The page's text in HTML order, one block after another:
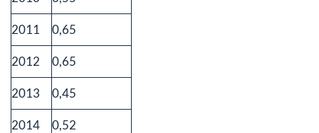
2011 0,65
2012 0,65
2013 0,45
2014 0,52